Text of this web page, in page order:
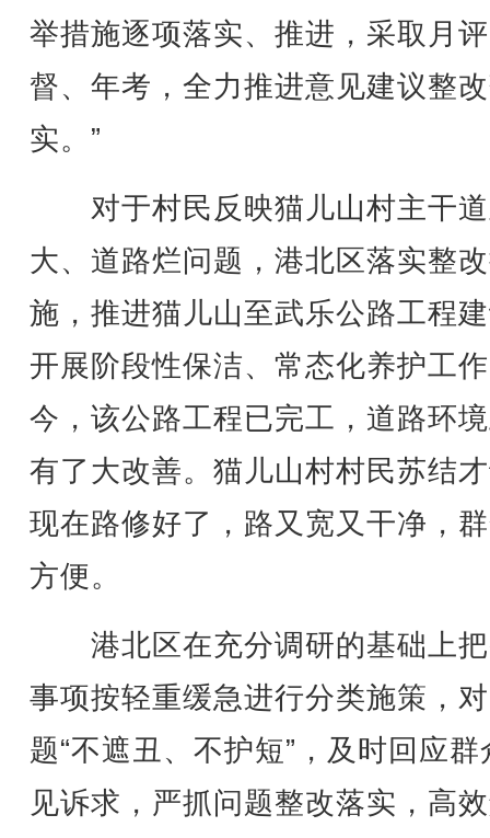
举措施逐项落实、推进，采取月
督、年考，全力推进意见建议整
实。”
对于村民反映猫儿山村主干
大、道路烂问题，港北区落实整
施，推进猫儿山至武乐公路工程
开展阶段性保洁、常态化养护工
今，该公路工程已完工，道路环
有了大改善。猫儿山村村民苏结
现在路修好了，路又宽又干净，
方便。
港北区在充分调研的基础上
事项按轻重缓急进行分类施策，
题“不遮丑、不护短”，及时回应群
见诉求，严抓问题整改落实，高